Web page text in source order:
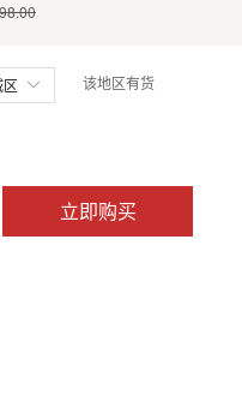
该地区有货
立即购买